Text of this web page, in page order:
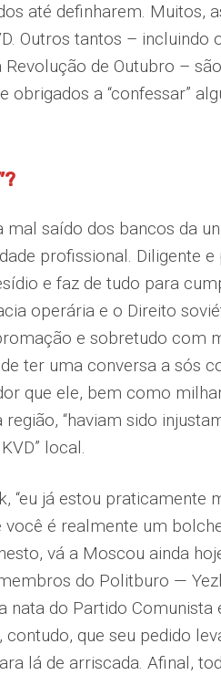
até definharem. Muitos,
Outros tantos – incluindo
de Outubro –
obrigados a “confessar”
mal saído dos bancos da
profissional. Diligente
e faz de tudo para
operária e o Direito
e sobretudo com
ter uma conversa a sós
que ele, bem como
região, “haviam sido
local.
“eu já estou
você é realmente um
vá a Moscou ainda
do Politburo —
nata do Partido Comunista
que seu pedido
lá de arriscada. Afinal,